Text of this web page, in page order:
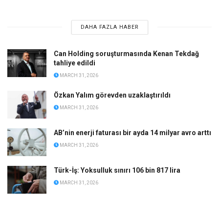
DAHA FAZLA HABER
Can Holding soruşturmasında Kenan Tekdağ
tahliye edildi
MARCH 31, 2026
Özkan Yalım görevden uzaklaştırıldı
MARCH 31, 2026
AB’nin enerji faturası bir ayda 14 milyar avro arttı
MARCH 31, 2026
Türk-İş: Yoksulluk sınırı 106 bin 817 lira
MARCH 31, 2026